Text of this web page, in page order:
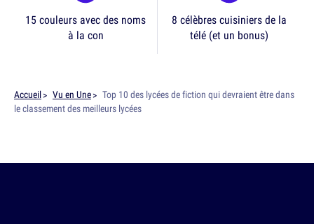
15 couleurs avec des noms
à la con
8 célèbres cuisiniers de la
télé (et un bonus)
Accueil Vu en Une
Top 10 des lycées de fiction qui devraient être dans
le classement des meilleurs lycées